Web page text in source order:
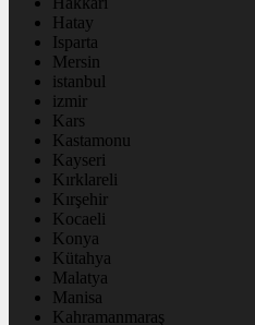
Hatay
Isparta
Mersin
istanbul
izmir
Kars
Kastamonu
Kayseri
Kırklareli
Kırşehir
Kocaeli
Konya
Kütahya
Malatya
Manisa
Kahramanmaraş